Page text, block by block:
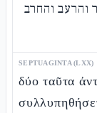
והרעב והחרב
SEPTUAGINTA (LXX)
δύο ταῦτα